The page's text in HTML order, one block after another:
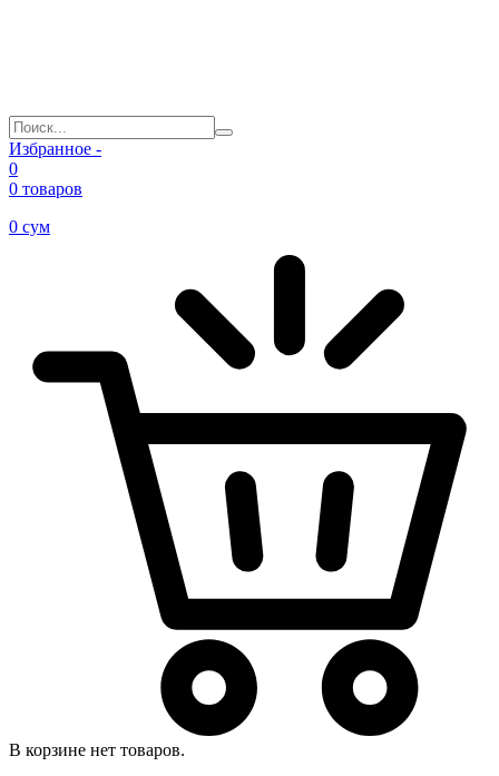
Избранное -
0
0 товаров
0 сум
В корзине нет товаров.